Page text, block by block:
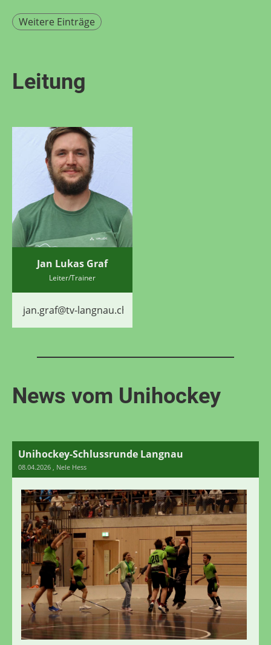
Weitere Einträge
Leitung
Jan Lukas Graf
Leiter/Trainer
jan.graf@tv-langnau.ch
News vom Unihockey
Unihockey-Schlussrunde Langnau
08.04.2026 , Nele Hess